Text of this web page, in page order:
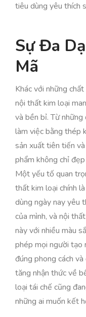
tiêu dùng yêu thích
Sự Đa
Mã
Khác với những
nội thất kim loại
và bền bỉ. Từ
làm việc bằng thép
sản xuất tiên tiến
phẩm không chỉ
Một yếu tố quan
thất kim loại chính
dùng ngày nay yêu
của mình, và nội
này với nhiều màu
phép mọi người tạo
đúng phong cách
tăng nhận thức về
loại tái chế cũng
những ai muốn kết